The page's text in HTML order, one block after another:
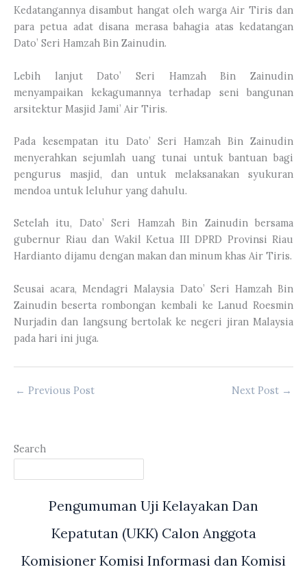
Kedatangannya disambut hangat oleh warga Air Tiris dan
para petua adat disana merasa bahagia atas kedatangan
Dato’ Seri Hamzah Bin Zainudin.
Lebih lanjut Dato’ Seri Hamzah Bin Zainudin
menyampaikan kekagumannya terhadap seni bangunan
arsitektur Masjid Jami’ Air Tiris.
Pada kesempatan itu Dato’ Seri Hamzah Bin Zainudin
menyerahkan sejumlah uang tunai untuk bantuan bagi
pengurus masjid, dan untuk melaksanakan syukuran
mendoa untuk leluhur yang dahulu.
Setelah itu, Dato’ Seri Hamzah Bin Zainudin bersama
gubernur Riau dan Wakil Ketua III DPRD Provinsi Riau
Hardianto dijamu dengan makan dan minum khas Air Tiris.
Seusai acara, Mendagri Malaysia Dato’ Seri Hamzah Bin
Zainudin beserta rombongan kembali ke Lanud Roesmin
Nurjadin dan langsung bertolak ke negeri jiran Malaysia
pada hari ini juga.
← Previous Post Next Post →
Search
Pengumuman Uji Kelayakan Dan
Kepatutan (UKK) Calon Anggota
Komisioner Komisi Informasi dan Komisi